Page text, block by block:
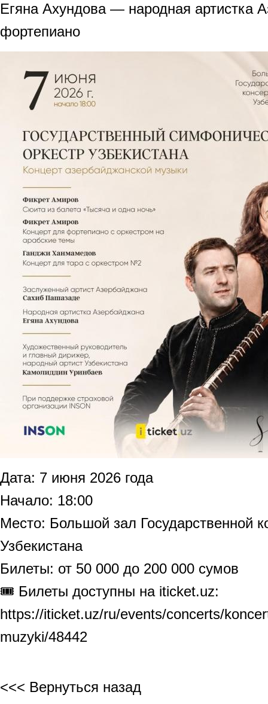
Егяна Ахундова — народная артистка
фортепиано
Дата: 7 июня 2026 года
Начало: 18:00
Место: Большой зал Государственной
Узбекистана
Билеты: от 50 000 до 200 000 сумов
🎟 Билеты доступны на iticket.uz:
https://iticket.uz/ru/events/concerts/
muzyki/48442
<<< Вернуться назад